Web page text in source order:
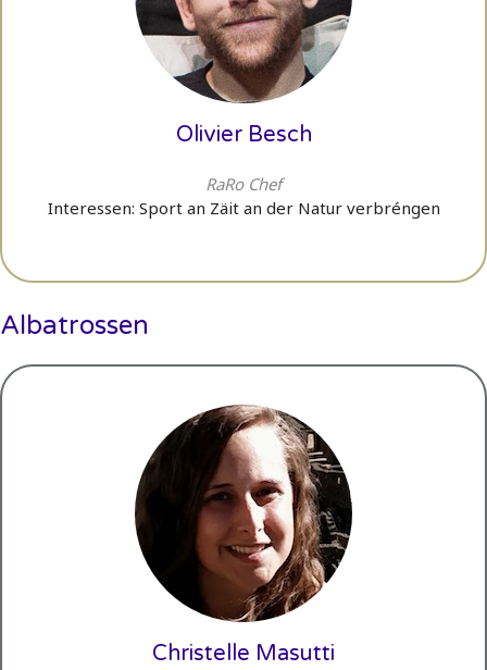
Olivier Besch
RaRo Chef
Interessen: Sport an Zäit an der Natur verbréngen
Albatrossen
Christelle Masutti